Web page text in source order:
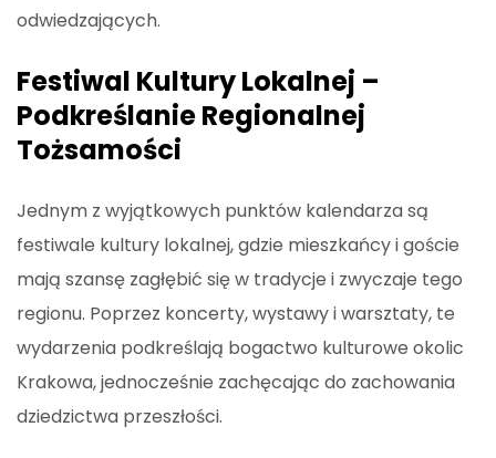
odwiedzających.
Festiwal Kultury Lokalnej –
Podkreślanie Regionalnej
Tożsamości
Jednym z wyjątkowych punktów kalendarza są
festiwale kultury lokalnej, gdzie mieszkańcy i goście
mają szansę zagłębić się w tradycje i zwyczaje tego
regionu. Poprzez koncerty, wystawy i warsztaty, te
wydarzenia podkreślają bogactwo kulturowe okolic
Krakowa, jednocześnie zachęcając do zachowania
dziedzictwa przeszłości.